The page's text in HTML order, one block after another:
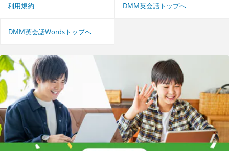
利用規約 DMM英会話トップへ
DMM英会話Wordsトップへ